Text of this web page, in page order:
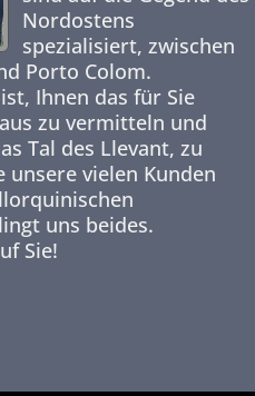
Nordostens
spezialisiert, zwischen
Porto Colom.
Ihnen das für Sie
zu vermitteln und
Tal des Llevant, zu
vielen Kunden
uns beides.
Sie!